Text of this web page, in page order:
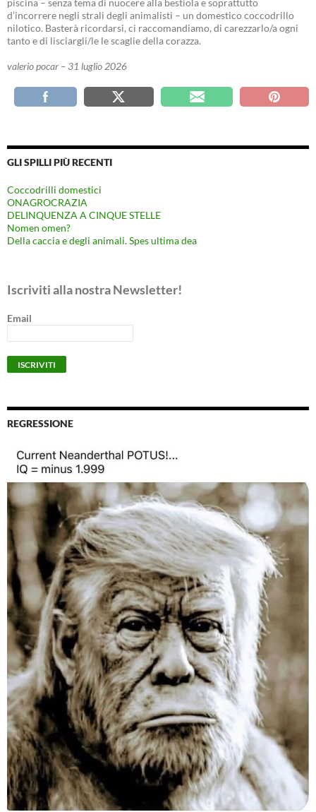
d’incorrere negli strali degli animalisti – un domestico coccodrillo
nilotico. Basterà ricordarsi, ci raccomandiamo, di carezzarlo/a ogni
tanto e di lisciargli/le le scaglie della corazza.
valerio pocar – 31 luglio 2026
GLI SPILLI PIÙ RECENTI
Coccodrilli domestici
ONAGROCRAZIA
DELINQUENZA A CINQUE STELLE
Nomen omen?
Della caccia e degli animali. Spes ultima dea
Iscriviti alla nostra Newsletter!
Email
REGRESSIONE